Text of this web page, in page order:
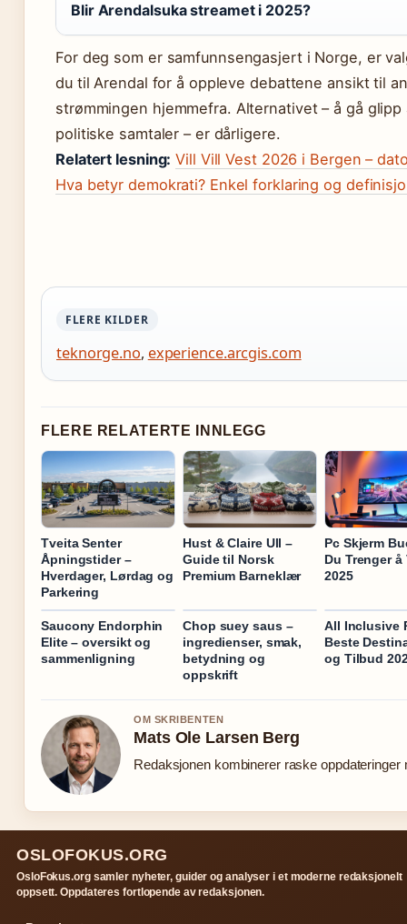
Blir Arendalsuka streamet i 2025?
For deg som er samfunnsengasjert i Norge, er
du til Arendal for å oppleve debattene ansikt til
strømmingen hjemmefra. Alternativet – å gå
politiske samtaler – er dårligere.
Relatert lesning: Vill Vill Vest 2026 i Bergen –
Hva betyr demokrati? Enkel forklaring og
FLERE KILDER
teknorge.no, experience.arcgis.com
FLERE RELATERTE INNLEGG
Tveita Senter
Åpningstider –
Hverdager, Lørdag og
Parkering
Hust & Claire Ull –
Guide til Norsk
Premium Barneklær
Pc Skjerm
Du Trenger å
2025
Saucony Endorphin
Elite – oversikt og
sammenligning
Chop suey saus –
ingredienser, smak,
betydning og
oppskrift
All Inclusive
Beste
og Tilbud
OM SKRIBENTEN
Mats Ole Larsen Berg
Redaksjonen kombinerer raske oppdateringer
OSLOFOKUS.ORG
OsloFokus.org samler nyheter, guider og analyser i et moderne redaksjonelt
oppsett. Oppdateres fortlopende av redaksjonen.